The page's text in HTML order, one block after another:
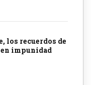
los recuerdos de
en impunidad